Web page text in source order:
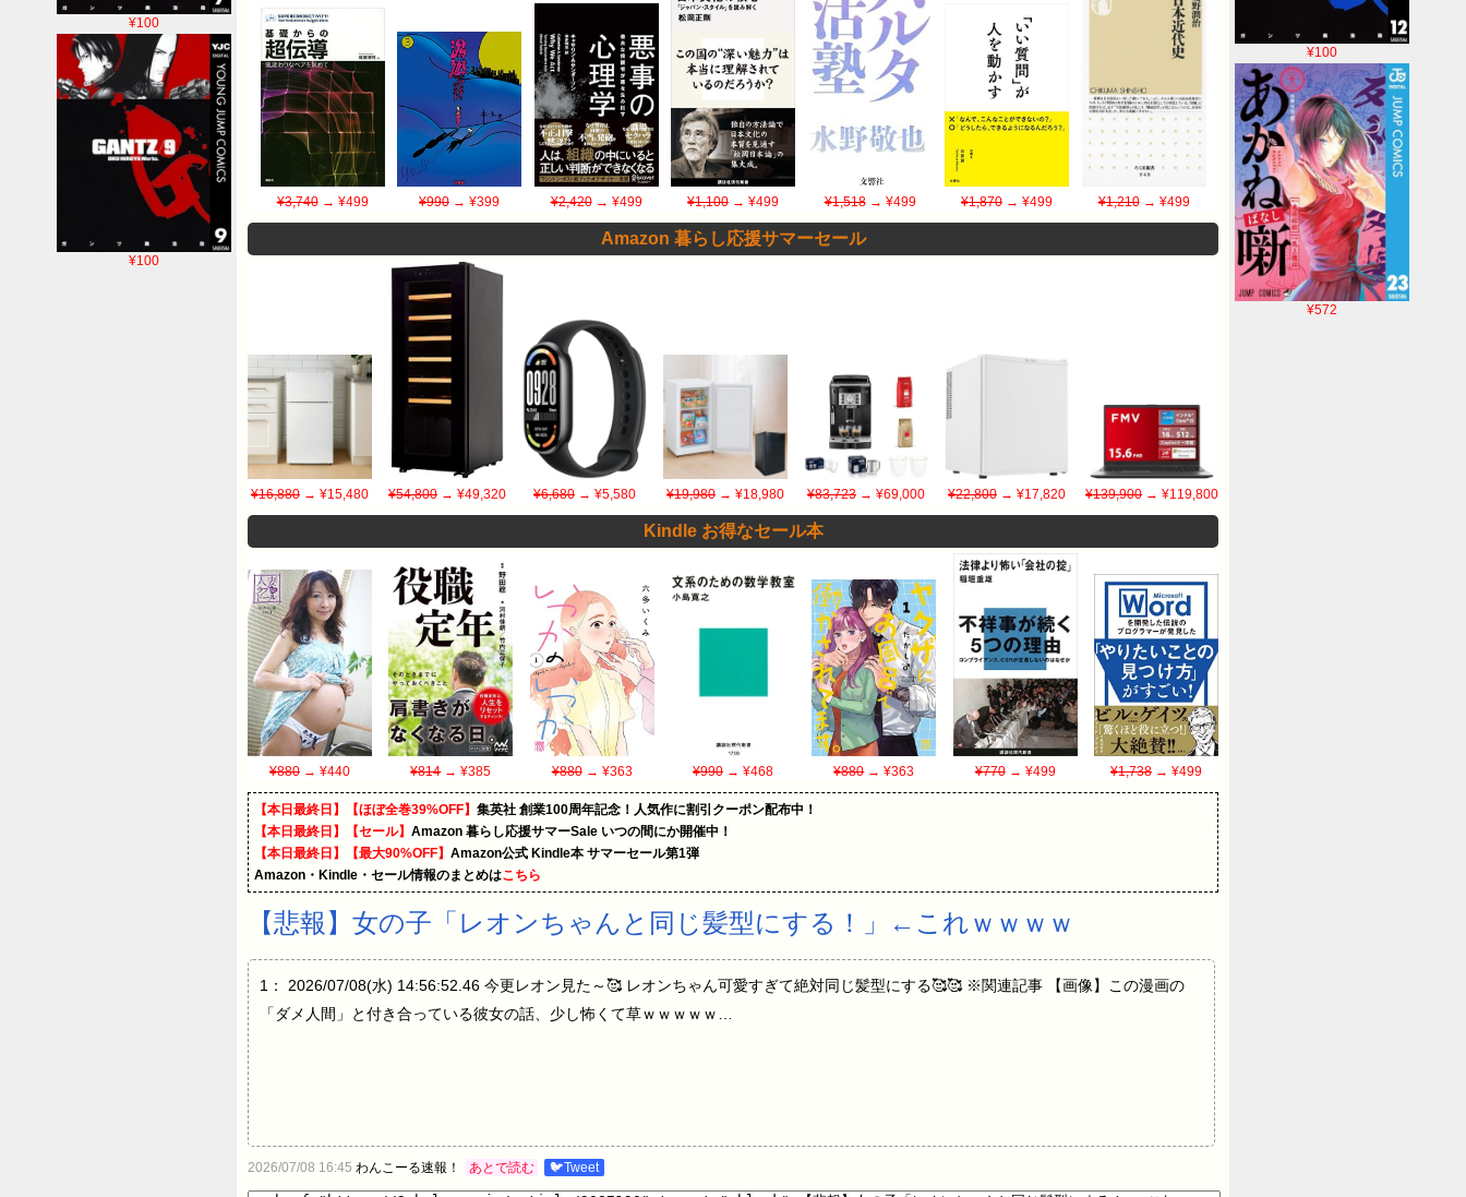
¥100
¥572
¥100
¥100
¥3,740→ ¥499 ¥990 → ¥399 ¥2,420→ ¥499 ¥1,100 → ¥499 ¥1,518→ ¥499 ¥1,870 → ¥499 ¥1,210→ ¥499
Amazon 暮らし応援サマーセール
¥16,880 → ¥15,480 ¥54,800 → ¥49,320 ¥6,680 → ¥5,580 ¥19,980 → ¥18,980 ¥83,723 → ¥69,000 ¥22,800 → ¥17,820 ¥139,900 → ¥119,800
Kindle お得なセール本
¥880 → ¥440 ¥814→ ¥385 ¥880→ ¥363 ¥990→ ¥468 ¥880→ ¥363 ¥770→ ¥499 ¥1,738→ ¥499
【本日最終日】【ほぼ全巻39%OFF】 集英社 創業100周年記念！人気作に割引クーポン配布中！
【本日最終日】【セール】 Amazon 暮らし応援サマーSale いつの間にか開催中！
【本日最終日】【最大90%OFF】 Amazon公式 Kindle本 サマーセール第1弾
Amazon・Kindle・セール情報のまとめはこちら
【悲報】女の子「レオンちゃんと同じ髪型にする！」←これｗｗｗｗ
1： 2026/07/08(水) 14:56:52.46 今更レオン見た～🥰 レオンちゃん可愛すぎて絶対同じ髪型にする🥰🥰 ※関連記事 【画像】この漫画の
「ダメ人間」と付き合っている彼女の話、少し怖くて草ｗｗｗｗｗ…
2026/07/08 16:45 わんこーる速報！ あとで読む 🐦Tweet